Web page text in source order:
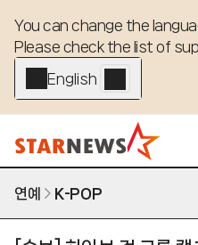
You can change the
Please check the list of
English - EN
연예 K-POP